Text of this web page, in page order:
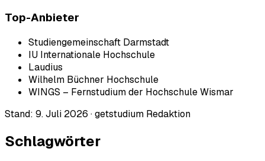
Top-Anbieter
Studiengemeinschaft Darmstadt
IU Internationale Hochschule
Laudius
Wilhelm Büchner Hochschule
WINGS – Fernstudium der Hochschule Wismar
Stand: 9. Juli 2026 ·getstudium Redaktion
Schlagwörter